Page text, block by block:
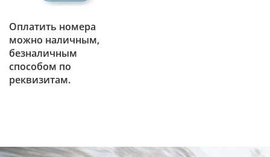
Оплатить номера
можно наличным,
безналичным
способом по
реквизитам.